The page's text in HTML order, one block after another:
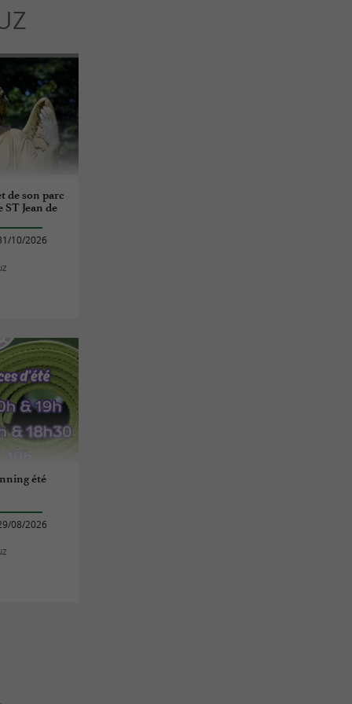
de son parc
ST Jean de
10/2026
été
08/2026